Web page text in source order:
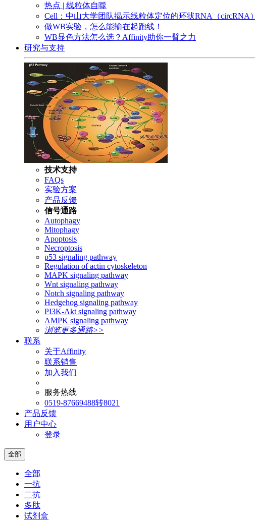
热点 | 线粒体自噬
Cell：中山大学团队揭示线粒体定位的环状RNA（circRNA
做WB实验，怎么能输在起跑线！
WB显色方法怎么选？Affinity助你一臂之力
研究与支持
技术支持
FAQs
实验方案
产品反馈
信号通路
Autophagy
Mitophagy
Apoptosis
Necroptosis
p53 signaling pathway
Regulation of actin cytoskeleton
MAPK signaling pathway
Wnt signaling pathway
Notch signaling pathway
Hedgehog signaling pathway
PI3K-Akt signaling pathway
AMPK signaling pathway
浏览更多通路>>
联系
关于Affinity
联系销售
加入我们
服务热线
0519-87669488转8021
产品反馈
用户中心
登录
全部
全部
一抗
二抗
多肽
试剂盒